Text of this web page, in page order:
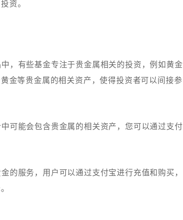
资。
，有些基金专注于贵金属相关的投资，例如黄金
金等贵金属的相关资产，使得投资者可以间接参
可能会包含贵金属的相关资产，您可以通过支付
的服务，用户可以通过支付宝进行充值和购买，